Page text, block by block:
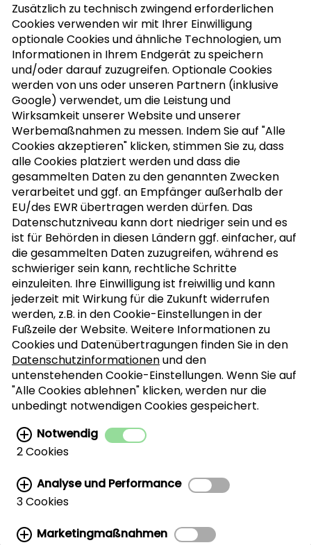
NUSSLETTER ABONNIEREN
MEIN KOCHBUCH
© California Walnut Commission
Cookie Einstellungen
Zusätzlich zu technisch zwingend erforderlichen
Cookies verwenden wir mit Ihrer Einwilligung
optionale Cookies und ähnliche Technologien, um
Informationen in Ihrem Endgerät zu speichern
und/oder darauf zuzugreifen. Optionale Cookies
werden von uns oder unseren Partnern (inklusive
Google) verwendet, um die Leistung und
Wirksamkeit unserer Website und unserer
Werbemaßnahmen zu messen. Indem Sie auf "Alle
Cookies akzeptieren" klicken, stimmen Sie zu, dass
alle Cookies platziert werden und dass die
gesammelten Daten zu den genannten Zwecken
verarbeitet und ggf. an Empfänger außerhalb der
EU/des EWR übertragen werden dürfen. Das
Datenschutzniveau kann dort niedriger sein und es
ist für Behörden in diesen Ländern ggf. einfacher, auf
die gesammelten Daten zuzugreifen, während es
schwieriger sein kann, rechtliche Schritte
einzuleiten. Ihre Einwilligung ist freiwillig und kann
jederzeit mit Wirkung für die Zukunft widerrufen
werden, z.B. in den Cookie-Einstellungen in der
Fußzeile der Website. Weitere Informationen zu
Cookies und Datenübertragungen finden Sie in den
Datenschutzinformationenund den
untenstehenden Cookie-Einstellungen. Wenn Sie auf
"Alle Cookies ablehnen" klicken, werden nur die
unbedingt notwendigen Cookies gespeichert.
Notwendig
2 Cookies
Analyse und Performance
3 Cookies
Marketingmaßnahmen